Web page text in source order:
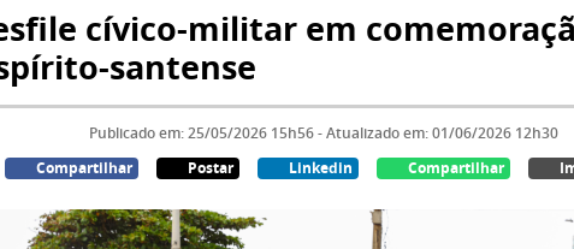
cívico-militar em
santense
Publicado em: 25/05/2026 15h56 - Atualizado em: 01/06/2026 12h30
Compartilhar
Postar Linkedin Compartilhar